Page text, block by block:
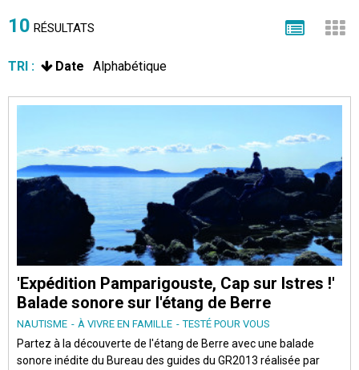
10 RÉSULTATS
TRI : Date Alphabétique
'Expédition Pamparigouste, Cap sur Istres !'
Balade sonore sur l'étang de Berre
NAUTISME À VIVRE EN FAMILLE TESTÉ POUR VOUS
Partez à la découverte de l'étang de Berre avec une balade
sonore inédite du Bureau des guides du GR2013 réalisée par